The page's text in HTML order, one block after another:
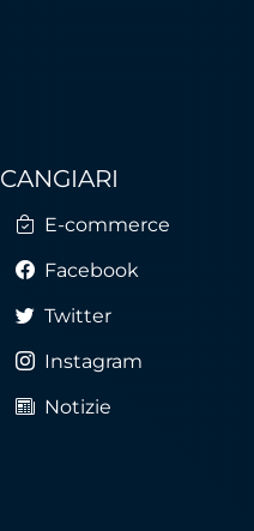
CANGIARI
E-commerce
Facebook
Twitter
Instagram
Notizie